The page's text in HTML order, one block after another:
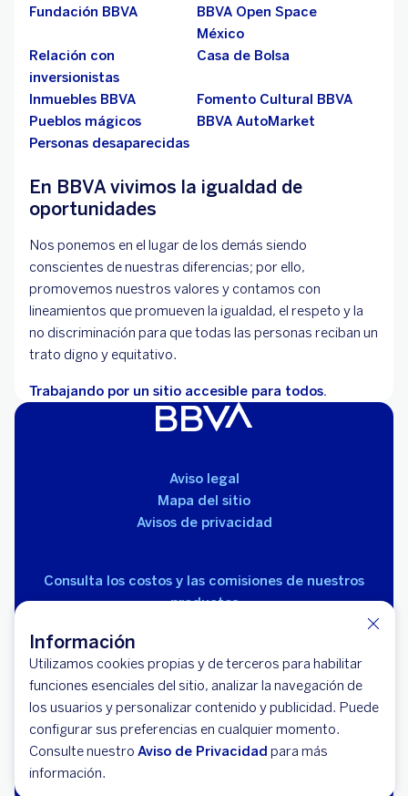
Información
Utilizamos cookies propias y de terceros para habilitar
funciones esenciales del sitio, analizar la navegación de
los usuarios y personalizar contenido y publicidad. Puede
configurar sus preferencias en cualquier momento.
Consulte nuestro Aviso de Privacidad para más
información.
Fundación BBVA
BBVA Open Space
México
Relación con
inversionistas
Casa de Bolsa
Inmuebles BBVA
Fomento Cultural BBVA
Pueblos mágicos
BBVA AutoMarket
Personas desaparecidas
En BBVA vivimos la igualdad de
oportunidades
Nos ponemos en el lugar de los demás siendo
conscientes de nuestras diferencias; por ello,
promovemos nuestros valores y contamos con
lineamientos que promueven la igualdad, el respeto y la
no discriminación para que todas las personas reciban un
trato digno y equitativo.
Trabajando por un sitio accesible para todos.
Aviso legal
Mapa del sitio
Avisos de privacidad
Consulta los costos y las comisiones de nuestros
productos
© 2026 BBVA México, S.A., Institución de Banca
Múltiple, Grupo Financiero BBVA México. Avenida Paseo
de la Reforma 510, colonia Juárez, código postal 06600,